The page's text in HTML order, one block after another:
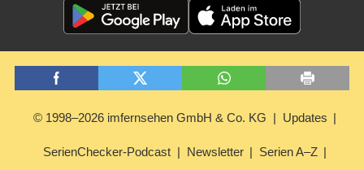
© 1998–2026 imfernsehen GmbH & Co. KG Updates
SerienChecker-Podcast Newsletter Serien A–Z